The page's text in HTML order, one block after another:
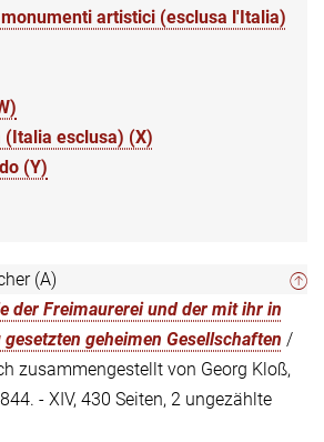
artistici (esclusa l'Italia)
esclusa) (X)
(Y)
(A)
der Freimaurerei und der mit ihr in
geheimen Gesellschaften /
zusammengestellt von Georg Kloß,
- XIV, 430 Seiten, 2 ungezählte